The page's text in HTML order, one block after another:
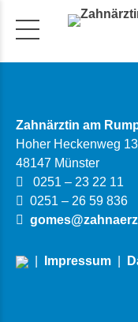
Zahnärztin am
Hoher Heckenweg
48147 Münster
0251 – 23 22 11
0251 – 26 59 836
Impressum